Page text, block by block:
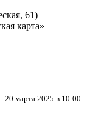
61)
карта»
20 марта 2025 в 10:00